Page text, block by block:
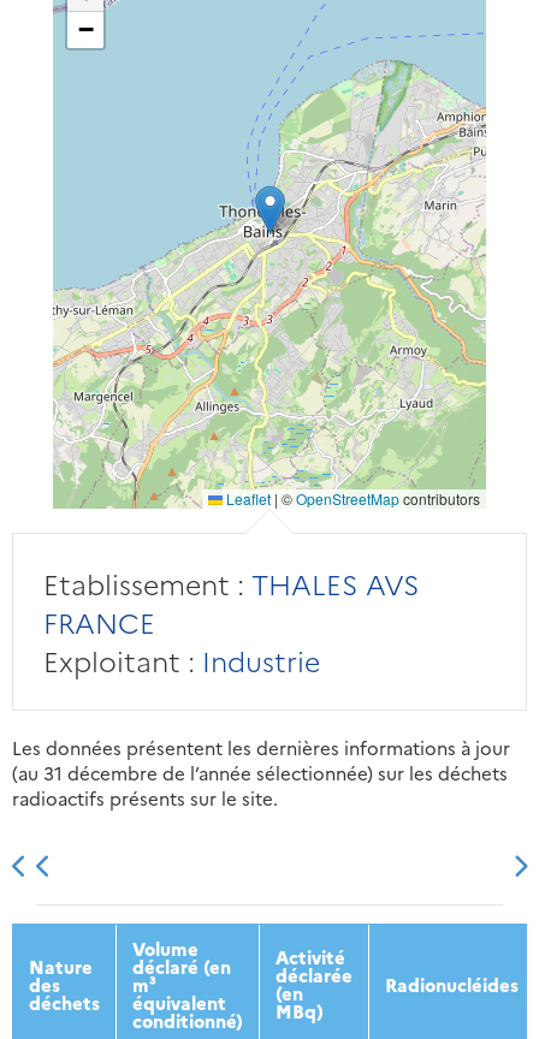
−
Leaflet | ©OpenStreetMapcontributors
Etablissement : THALES AVS
FRANCE
Exploitant : Industrie
Les données présentent les dernières informations à jour
(au 31 décembre de l’année sélectionnée) sur les déchets
radioactifs présents sur le site.
2013 2014 2015 2016
Nature
des
déchets
Volume
déclaré (en
m³
équivalent
conditionné)
Activité
déclarée
(en
MBq)
Radionucléides